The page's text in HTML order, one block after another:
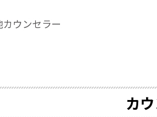
ウンセラー
カ